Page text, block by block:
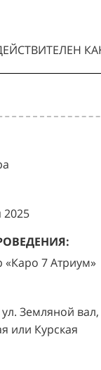
2025
«Каро 7 Атриум»
Земляной
или Курская